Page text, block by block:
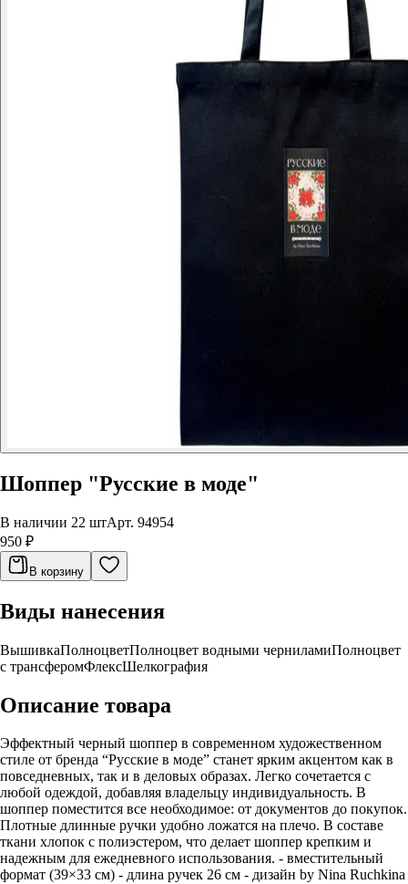
Шоппер "Русские в моде"
В наличии 22 штАрт. 94954
950 ₽
В корзину
Виды нанесения
ВышивкаПолноцветПолноцвет водными черниламиПолноцвет
с трансферомФлексШелкография
Описание товара
Эффектный черный шоппер в современном художественном
стиле от бренда “Русские в моде” станет ярким акцентом как в
повседневных, так и в деловых образах. Легко сочетается с
любой одеждой, добавляя владельцу индивидуальность. В
шоппер поместится все необходимое: от документов до покупок.
Плотные длинные ручки удобно ложатся на плечо. В составе
ткани хлопок с полиэстером, что делает шоппер крепким и
надежным для ежедневного использования. - вместительный
формат (39×33 см) - длина ручек 26 см - дизайн by Nina Ruchkina